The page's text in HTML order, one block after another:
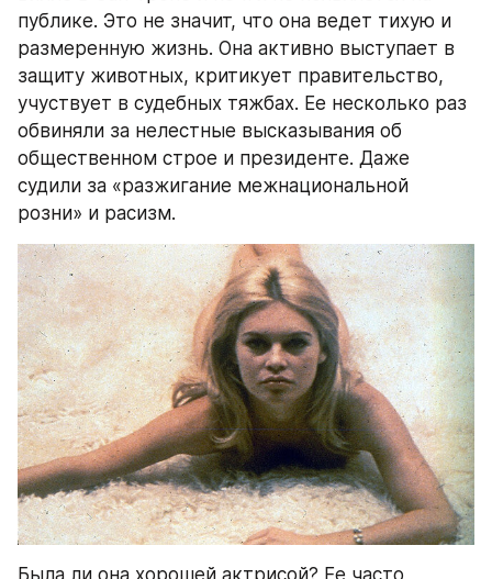
публике. Это не значит, что она ведет тихую и
размеренную жизнь. Она активно выступает в
защиту животных, критикует правительство,
учуствует в судебных тяжбах. Ее несколько раз
обвиняли за нелестные высказывания об
общественном строе и президенте. Даже
судили за «разжигание межнациональной
розни» и расизм.